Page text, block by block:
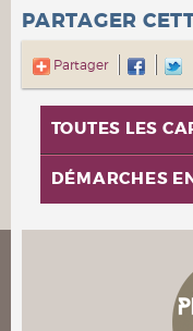
PARTAGER
Partager
TOUTES LES
DÉMARCHES